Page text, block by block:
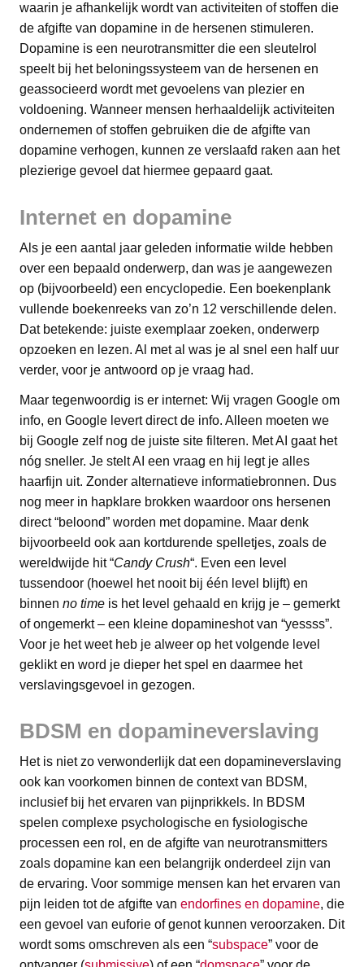
waarin je afhankelijk wordt van activiteiten of stoffen die
de afgifte van dopamine in de hersenen stimuleren.
Dopamine is een neurotransmitter die een sleutelrol
speelt bij het beloningssysteem van de hersenen en
geassocieerd wordt met gevoelens van plezier en
voldoening. Wanneer mensen herhaaldelijk activiteiten
ondernemen of stoffen gebruiken die de afgifte van
dopamine verhogen, kunnen ze verslaafd raken aan het
plezierige gevoel dat hiermee gepaard gaat.
Internet en dopamine
Als je een aantal jaar geleden informatie wilde hebben
over een bepaald onderwerp, dan was je aangewezen
op (bijvoorbeeld) een encyclopedie. Een boekenplank
vullende boekenreeks van zo’n 12 verschillende delen.
Dat betekende: juiste exemplaar zoeken, onderwerp
opzoeken en lezen. Al met al was je al snel een half uur
verder, voor je antwoord op je vraag had.
Maar tegenwoordig is er internet: Wij vragen Google om
info, en Google levert direct de info. Alleen moeten we
bij Google zelf nog de juiste site filteren. Met AI gaat het
nóg sneller. Je stelt AI een vraag en hij legt je alles
haarfijn uit. Zonder alternatieve informatiebronnen. Dus
nog meer in hapklare brokken waardoor ons hersenen
direct “beloond” worden met dopamine. Maar denk
bijvoorbeeld ook aan kortdurende spelletjes, zoals de
wereldwijde hit “Candy Crush“. Even een level
tussendoor (hoewel het nooit bij één level blijft) en
binnen no time is het level gehaald en krijg je – gemerkt
of ongemerkt – een kleine dopamineshot van “yessss”.
Voor je het weet heb je alweer op het volgende level
geklikt en word je dieper het spel en daarmee het
verslavingsgevoel in gezogen.
BDSM en dopamineverslaving
Het is niet zo verwonderlijk dat een dopamineverslaving
ook kan voorkomen binnen de context van BDSM,
inclusief bij het ervaren van pijnprikkels. In BDSM
spelen complexe psychologische en fysiologische
processen een rol, en de afgifte van neurotransmitters
zoals dopamine kan een belangrijk onderdeel zijn van
de ervaring. Voor sommige mensen kan het ervaren van
pijn leiden tot de afgifte van endorfines en dopamine, die
een gevoel van euforie of genot kunnen veroorzaken. Dit
wordt soms omschreven als een “subspace” voor de